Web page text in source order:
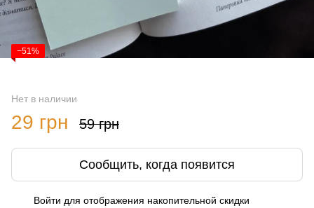
−51%
Нет в наличии
29 грн 59 грн
Сообщить, когда появится
Войти для отображения накопительной скидки